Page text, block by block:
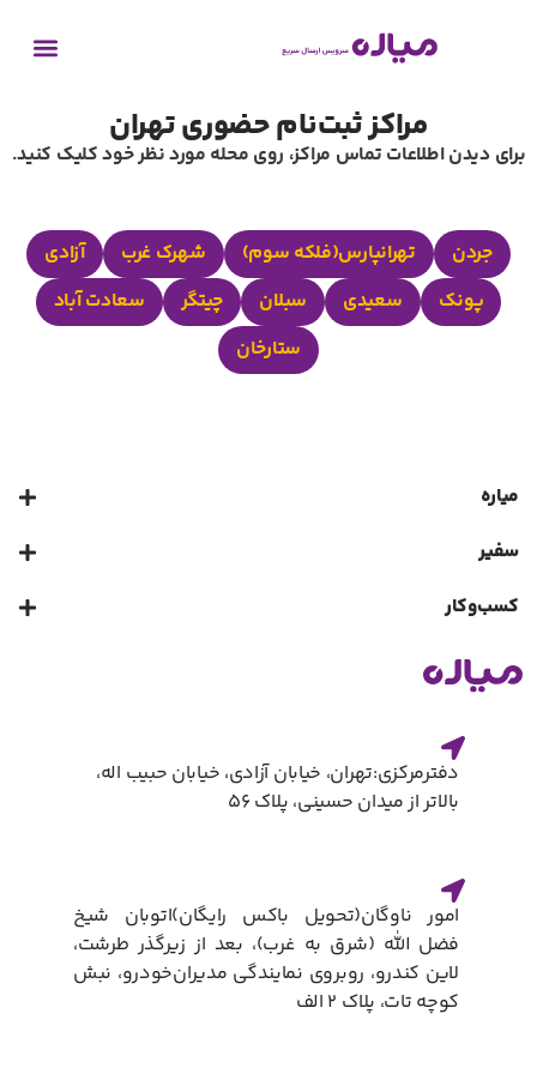
مراکز ثبت‌نام حضوری تهران
برای دیدن اطلاعات تماس مراکز، روی محله مورد نظر خود کلیک کنید.
جردن تهرانپارس(فلکه سوم) شهرک غرب
آزادی
پونک
سعیدی سبلان چیتگر
سعادت آباد
ستارخان
میاره
سفیر
کسب‌و‌کار
دفترمرکزی:تهران، خیابان آزادی، خیابان حبیب اله،
بالاتر از میدان حسینی، پلاک ۵۶
امور ناوگان(تحویل باکس رایگان)​اتوبان شیخ
فضل الله (شرق به غرب)، بعد از زیرگذر طرشت،
لاین کندرو، روبروی نمایندگی مدیران‌خودرو، نبش
کوچه تات، پلاک ۲ الف​